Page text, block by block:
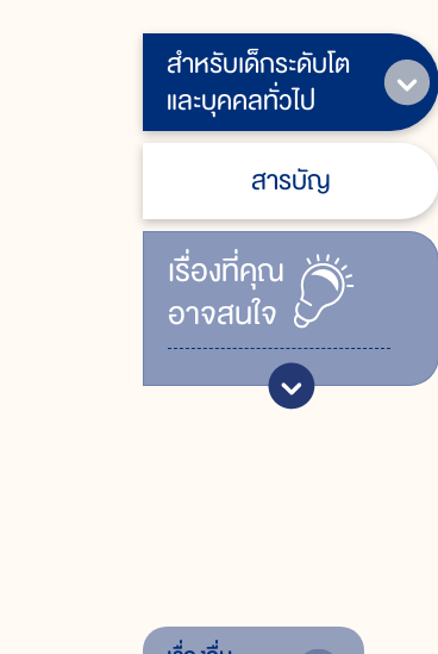
สำหรับเด็กระดับโต
และบุคคลทั่วไป
สารบัญ
เรื่ิองที่คุณ
อาจสนใจ